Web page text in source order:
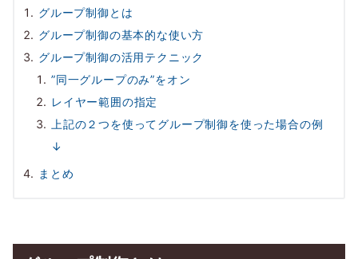
グループ制御とは
グループ制御の基本的な使い方
グループ制御の活用テクニック
”同一グループのみ”をオン
レイヤー範囲の指定
上記の２つを使ってグループ制御を使った場合の例
↓
まとめ